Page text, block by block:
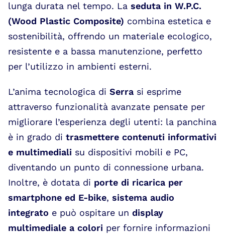
lunga durata nel tempo. La seduta in W.P.C.
(Wood Plastic Composite) combina estetica e
sostenibilità, offrendo un materiale ecologico,
resistente e a bassa manutenzione, perfetto
per l’utilizzo in ambienti esterni.
L’anima tecnologica di Serrasi esprime
attraverso funzionalità avanzate pensate per
migliorare l’esperienza degli utenti: la panchina
è in grado di trasmettere contenuti informativi
e multimediali su dispositivi mobili e PC,
diventando un punto di connessione urbana.
Inoltre, è dotata di porte di ricarica per
smartphone ed E-bike, sistema audio
integrato e può ospitare un display
multimediale a colori per fornire informazioni